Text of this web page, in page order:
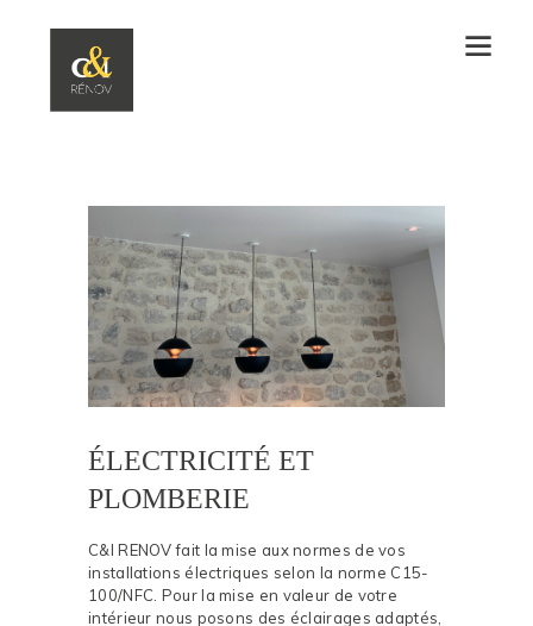
ÉLECTRICITÉ ET
PLOMBERIE
C&I RENOV fait la mise aux normes de vos
installations électriques selon la norme C15-
100/NFC. Pour la mise en valeur de votre
intérieur nous posons des éclairages adaptés,